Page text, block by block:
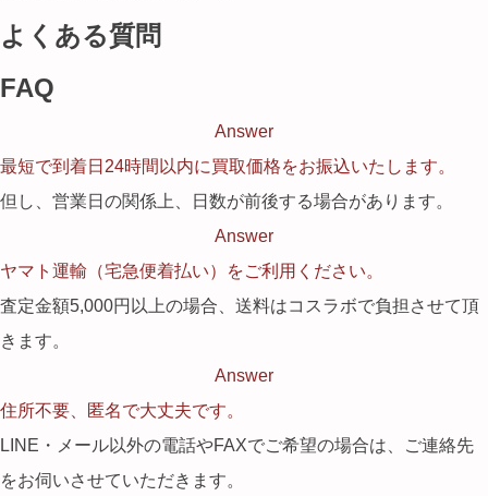
よくある質問
FAQ
Answer
最短で到着日24時間以内に買取価格をお振込いたします。
但し、営業日の関係上、日数が前後する場合があります。
Answer
ヤマト運輸（宅急便着払い）をご利用ください。
査定金額5,000円以上の場合、送料はコスラボで負担させて頂
きます。
Answer
住所不要、匿名で大丈夫です。
LINE・メール以外の電話やFAXでご希望の場合は、ご連絡先
をお伺いさせていただきます。